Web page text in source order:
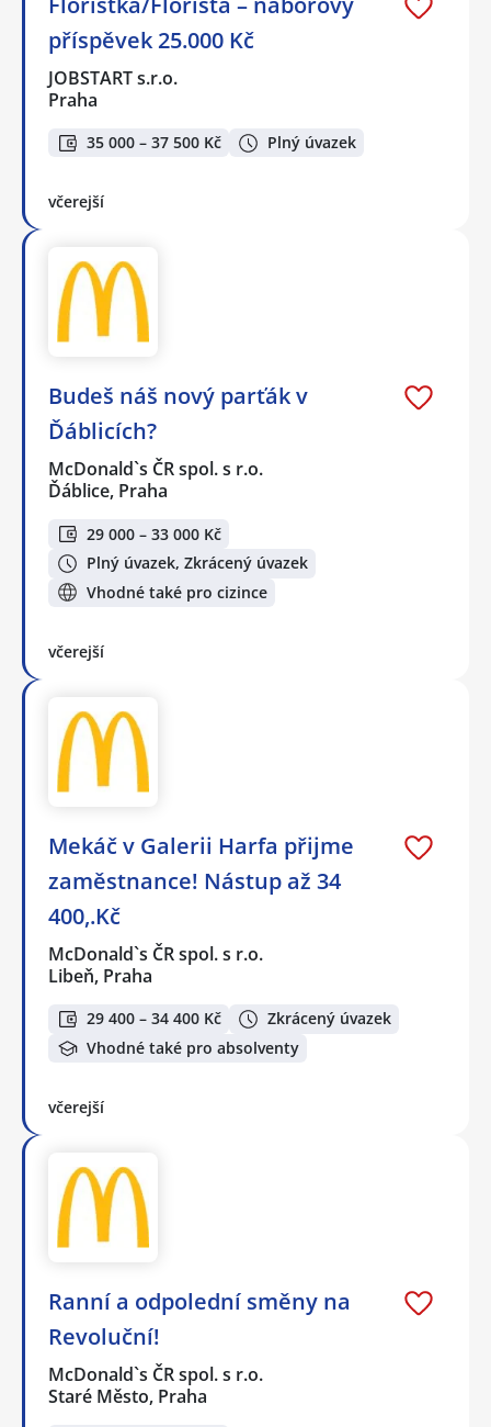
příspěvek 25.000 Kč
JOBSTART s.r.o.
Praha
35 000 – 37 500 Kč Plný úvazek
včerejší
Budeš náš nový parťák v
Ďáblicích?
McDonald`s ČR spol. s r.o.
Ďáblice, Praha
29 000 – 33 000 Kč
Plný úvazek, Zkrácený úvazek
Vhodné také pro cizince
včerejší
Mekáč v Galerii Harfa přijme
zaměstnance! Nástup až 34
400,.Kč
McDonald`s ČR spol. s r.o.
Libeň, Praha
29 400 – 34 400 Kč
Zkrácený úvazek
Vhodné také pro absolventy
včerejší
Ranní a odpolední směny na
Revoluční!
McDonald`s ČR spol. s r.o.
Staré Město, Praha